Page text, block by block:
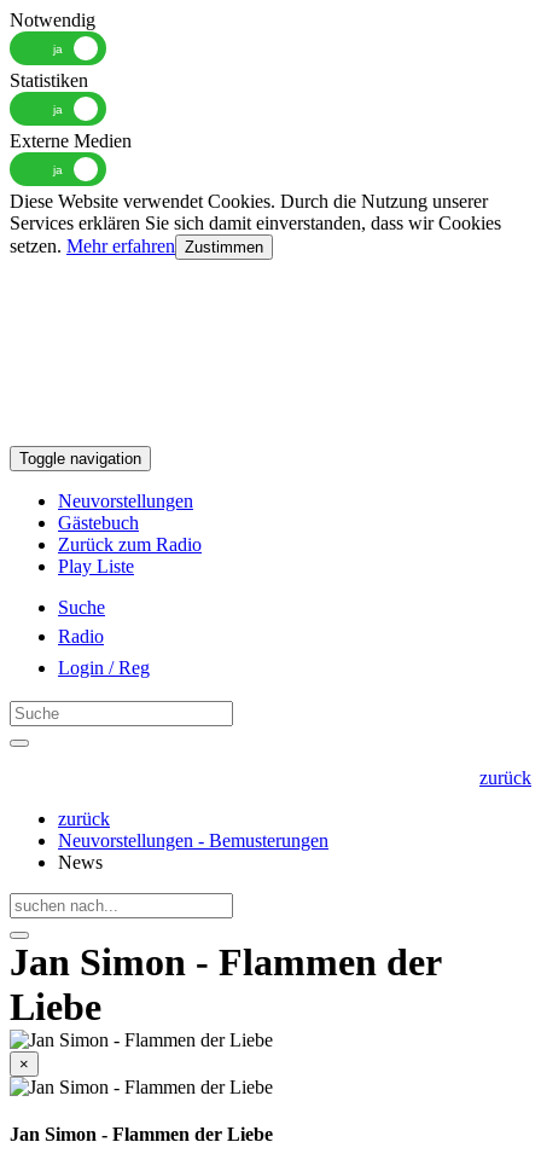
Notwendig
Statistiken
Externe Medien
Diese Website verwendet Cookies. Durch die Nutzung unserer
Services erklären Sie sich damit einverstanden, dass wir Cookies
setzen. Mehr erfahren Zustimmen
Toggle navigation
Neuvorstellungen
Gästebuch
Zurück zum Radio
Play Liste
Suche
Radio
Login / Reg
zurück
zurück
Neuvorstellungen - Bemusterungen
News
Jan Simon - Flammen der
Liebe
×
Jan Simon - Flammen der Liebe